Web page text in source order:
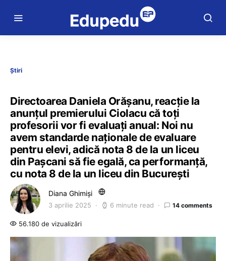
Știri
Directoarea Daniela Orășanu, reacție la
anunțul premierului Ciolacu că toți
profesorii vor fi evaluați anual: Noi nu
avem standarde naționale de evaluare
pentru elevi, adică nota 8 de la un liceu
din Pașcani să fie egală, ca performanță,
cu nota 8 de la un liceu din București
Diana Ghimiși
3 aprilie 2025 6 minute read 14 comments
56.180 de vizualizări